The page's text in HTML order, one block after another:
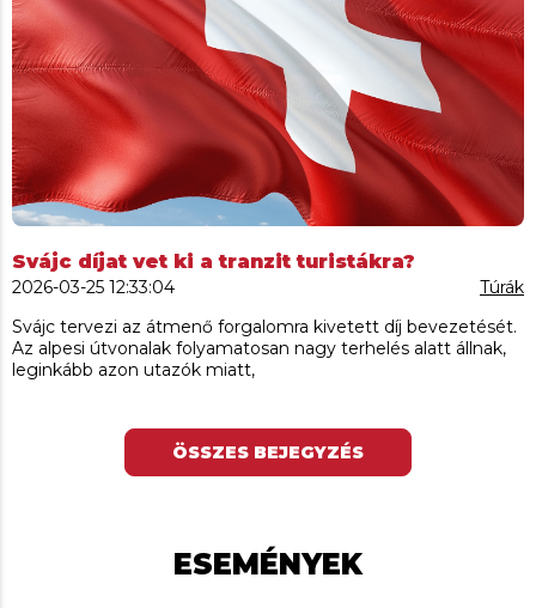
Svájc díjat vet ki a tranzit turistákra?
2026-03-25 12:33:04
Túrák
Svájc tervezi az átmenő forgalomra kivetett díj bevezetését.
Az alpesi útvonalak folyamatosan nagy terhelés alatt állnak,
leginkább azon utazók miatt,
ÖSSZES BEJEGYZÉS
ESEMÉNYEK